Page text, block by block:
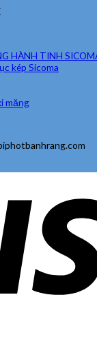
HÀNH TINH
kép Sicoma
măng